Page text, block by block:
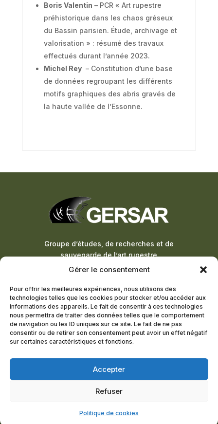
Gérer le consentement
Pour offrir les meilleures expériences, nous utilisons des
technologies telles que les cookies pour stocker et/ou accéder aux
informations des appareils. Le fait de consentir à ces technologies
nous permettra de traiter des données telles que le comportement
de navigation ou les ID uniques sur ce site. Le fait de ne pas
consentir ou de retirer son consentement peut avoir un effet négatif
sur certaines caractéristiques et fonctions.
Accepter
Refuser
Politique de cookies
Boris Valentin – PCR « Art rupestre
préhistorique dans les chaos gréseux
du Bassin parisien. Étude, archivage et
valorisation » : résumé des travaux
effectués durant l’année 2023.
Michel Rey– Constitution d’une base
de données regroupant les différents
motifs graphiques des abris gravés de
la haute vallée de l’Essonne.
Groupe d’études, de recherches et de
sauvegarde de l’art rupestre
D’INFORMATION
DEVENIR MEMBRE
Conditions
générales